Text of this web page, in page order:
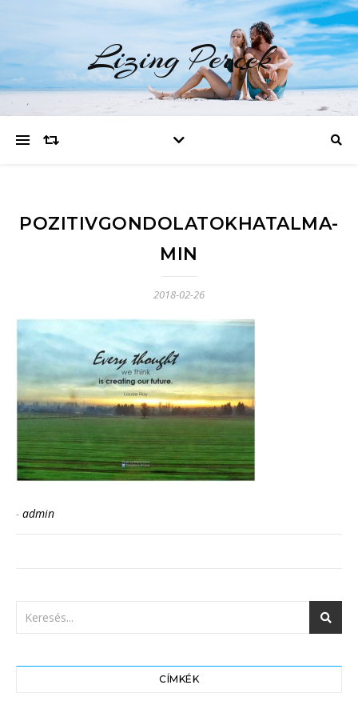
Lizing Percek
POZITIVGONDOLATOKHATALMA-
MIN
2018-02-26
- admin
CÍMKÉK